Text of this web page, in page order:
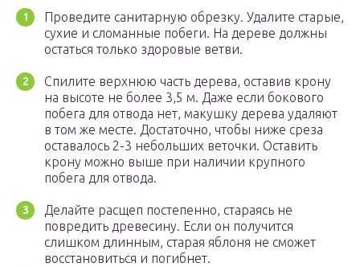
Проведите санитарную обрезку. Удалите старые,
сухие и сломанные побеги. На дереве должны
остаться только здоровые ветви.
Спилите верхнюю часть дерева, оставив крону
на высоте не более 3,5 м. Даже если бокового
побега для отвода нет, макушку дерева удаляют
в том же месте. Достаточно, чтобы ниже среза
оставалось 2-3 небольших веточки. Оставить
крону можно выше при наличии крупного
побега для отвода.
Делайте расщеп постепенно, стараясь не
повредить древесину. Если он получится
слишком длинным, старая яблоня не сможет
восстановиться и погибнет.